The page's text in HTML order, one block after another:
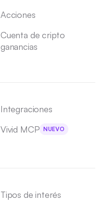
Acciones
Cuenta de cripto
ganancias
Integraciones
Vivid MCP NUEVO
Tipos de interés